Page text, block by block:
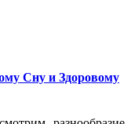
Сну и Здоровому